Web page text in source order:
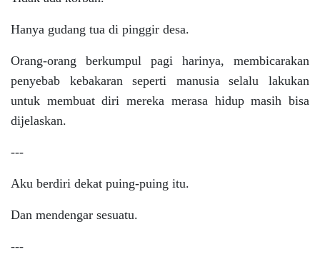
Hanya gudang tua di pinggir desa.
Orang-orang berkumpul pagi harinya, membicarakan
penyebab kebakaran seperti manusia selalu lakukan
untuk membuat diri mereka merasa hidup masih bisa
dijelaskan.
---
Aku berdiri dekat puing-puing itu.
Dan mendengar sesuatu.
---